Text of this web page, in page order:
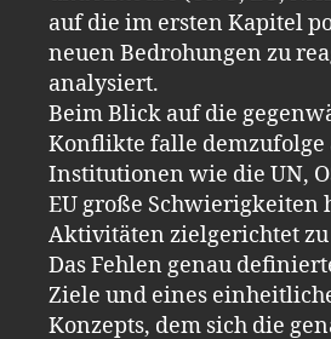
auf die im ersten Kapitel
neuen Bedrohungen zu
analysiert.
Beim Blick auf die
Konflikte falle demzufolge
Institutionen wie die UN,
EU große Schwierigkeiten
Aktivitäten zielgerichtet
Das Fehlen genau
Ziele und eines
Konzepts, dem sich die